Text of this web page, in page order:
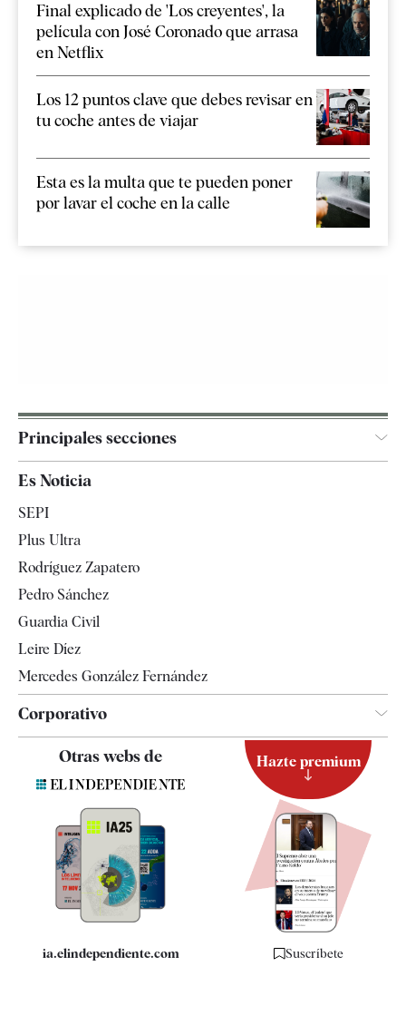
Final explicado de 'Los creyentes', la
película con José Coronado que arrasa
en Netflix
Los 12 puntos clave que debes revisar en
tu coche antes de viajar
Esta es la multa que te pueden poner
por lavar el coche en la calle
Principales secciones
Televisión
Es Noticia
SEPI
Plus Ultra
Rodríguez Zapatero
Pedro Sánchez
Guardia Civil
Leire Díez
Mercedes González Fernández
Corporativo
Quiénes somos
Especificaciones
Otras webs de
ia.elindependiente.com
Hazte premium
Suscríbete